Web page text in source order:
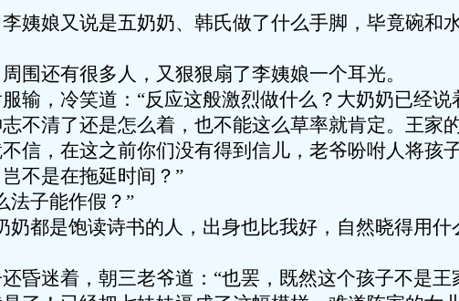
姨娘又说是五奶奶、韩氏做了什么手脚，毕竟碗和
围还有很多人，又狠狠扇了李姨娘一个耳光。
输，冷笑道：“反应这般激烈做什么？大奶奶已经说
不清了还是怎么着，也不能这么草率就肯定。王家
信，在这之前你们没有得到信儿，老爷吩咐人将孩
不是在拖延时间？”
法子能作假？”
奶都是饱读诗书的人，出身也比我好，自然晓得用什
昏迷着，朝三老爷道：“也罢，既然这个孩子不是王